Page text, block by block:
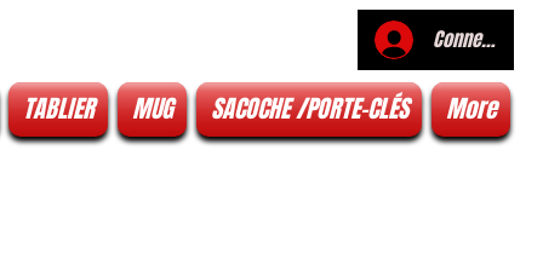
Connexion
TABLIER MUG SACOCHE /PORTE-CLÉS More